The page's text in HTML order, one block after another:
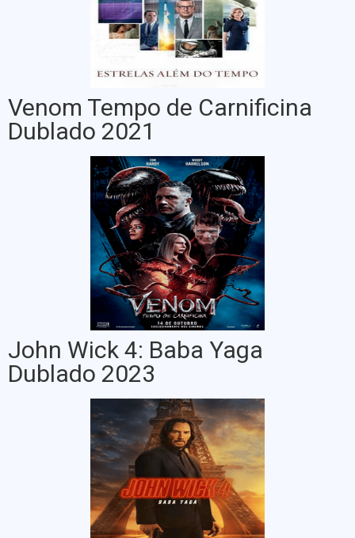
Venom Tempo de Carnificina
Dublado 2021
John Wick 4: Baba Yaga
Dublado 2023